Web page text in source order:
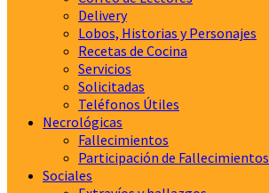
Delivery
Lobos, Historias y Personajes
Recetas de Cocina
Servicios
Solicitadas
Teléfonos Útiles
Necrológicas
Fallecimientos
Participación de Fallecimientos
Sociales